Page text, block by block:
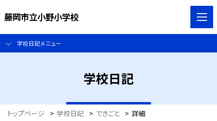
藤岡市立小野小学校
学校日記メニュー
学校日記
トップページ > 学校日記 > できごと > 詳細